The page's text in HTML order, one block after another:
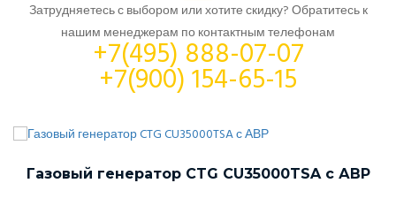
Затрудняетесь с выбором или хотите скидку? Обратитесь к
нашим менеджерам по контактным телефонам
+7(495) 888-07-07
+7(900) 154-65-15
Газовый генератор CTG CU35000TSA с АВР